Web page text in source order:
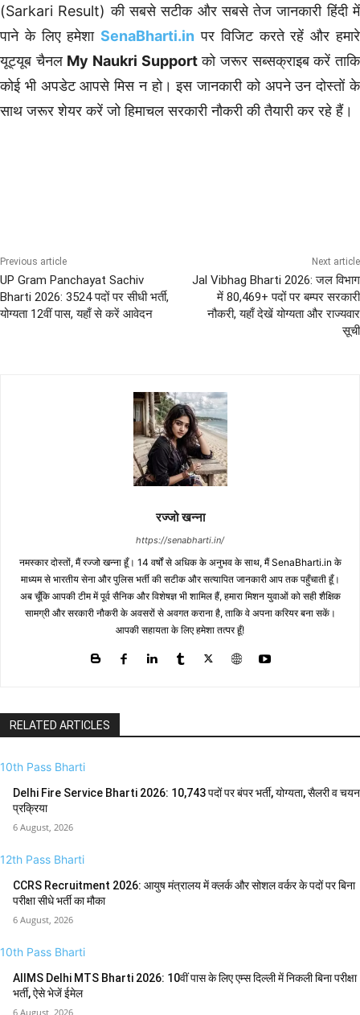
(Sarkari Result) की सबसे सटीक और सबसे तेज जानकारी हिंदी में
पाने के लिए हमेशा SenaBharti.in पर विजिट करते रहें और हमारे
यूट्यूब चैनल My Naukri Supportको जरूर सब्सक्राइब करें ताकि
कोई भी अपडेट आपसे मिस न हो। इस जानकारी को अपने उन दोस्तों के
साथ जरूर शेयर करें जो हिमाचल सरकारी नौकरी की तैयारी कर रहे हैं।
Previous article
UP Gram Panchayat Sachiv
Bharti 2026: 3524 पदों पर सीधी भर्ती,
योग्यता 12वीं पास, यहाँ से करें आवेदन
Next article
Jal Vibhag Bharti 2026: जल विभाग
में 80,469+ पदों पर बम्पर सरकारी
नौकरी, यहाँ देखें योग्यता और राज्यवार
सूची
रज्जो खन्ना
https://senabharti.in/
नमस्कार दोस्तों, मैं रज्जो खन्ना हूँ। 14 वर्षों से अधिक के अनुभव के साथ, मैं SenaBharti.in के
माध्यम से भारतीय सेना और पुलिस भर्ती की सटीक और सत्यापित जानकारी आप तक पहुँचाती हूँ।
अब चूँकि आपकी टीम में पूर्व सैनिक और विशेषज्ञ भी शामिल हैं, हमारा मिशन युवाओं को सही शैक्षिक
सामग्री और सरकारी नौकरी के अवसरों से अवगत कराना है, ताकि वे अपना करियर बना सकें।
आपकी सहायता के लिए हमेशा तत्पर हूँ!
RELATED ARTICLES
10th Pass Bharti
Delhi Fire Service Bharti 2026: 10,743 पदों पर बंपर भर्ती, योग्यता, सैलरी व चयन
प्रक्रिया
6 August, 2026
12th Pass Bharti
CCRS Recruitment 2026: आयुष मंत्रालय में क्लर्क और सोशल वर्कर के पदों पर बिना
परीक्षा सीधे भर्ती का मौका
6 August, 2026
10th Pass Bharti
AIIMS Delhi MTS Bharti 2026: 10वीं पास के लिए एम्स दिल्ली में निकली बिना परीक्षा
भर्ती, ऐसे भेजें ईमेल
6 August, 2026